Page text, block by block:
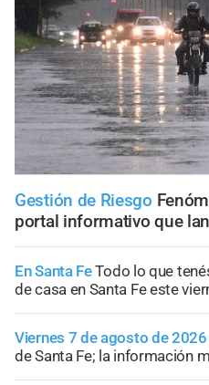
Gestión de Riesgo
portal informativo que
En Santa FeTodo lo que
de casa en Santa Fe este
Viernes 7 de agosto de 2026
de Santa Fe; la información